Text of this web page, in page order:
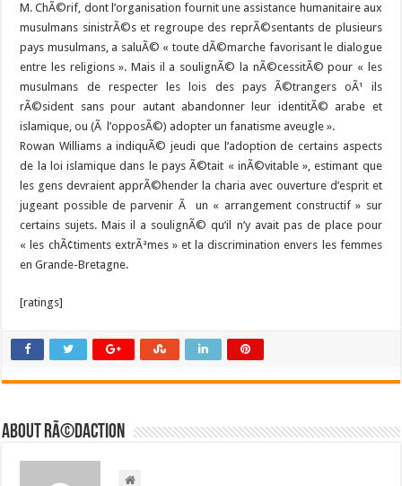
M. ChÃ©rif, dont l’organisation fournit une assistance humanitaire aux
musulmans sinistrÃ©s et regroupe des reprÃ©sentants de plusieurs
pays musulmans, a saluÃ© « toute dÃ©marche favorisant le dialogue
entre les religions ». Mais il a soulignÃ© la nÃ©cessitÃ© pour « les
musulmans de respecter les lois des pays Ã©trangers oÃ¹ ils
rÃ©sident sans pour autant abandonner leur identitÃ© arabe et
islamique, ou (Ã l’opposÃ©) adopter un fanatisme aveugle ».
Rowan Williams a indiquÃ© jeudi que l’adoption de certains aspects
de la loi islamique dans le pays Ã©tait « inÃ©vitable », estimant que
les gens devraient apprÃ©hender la charia avec ouverture d’esprit et
jugeant possible de parvenir Ã un « arrangement constructif » sur
certains sujets. Mais il a soulignÃ© qu’il n’y avait pas de place pour
« les chÃ¢timents extrÃªmes » et la discrimination envers les femmes
en Grande-Bretagne.
[ratings]
About RÃ©daction